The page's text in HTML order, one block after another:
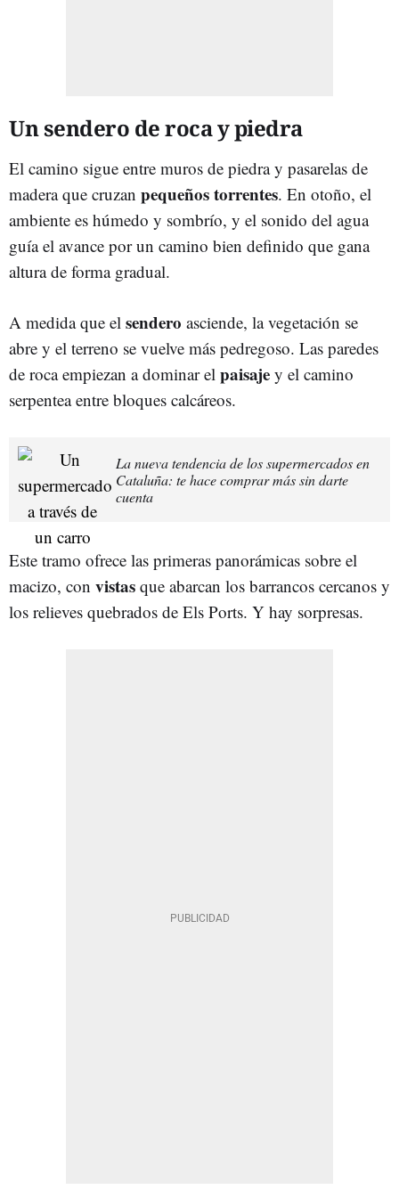
Un sendero de roca y piedra
El camino sigue entre muros de piedra y pasarelas de
madera que cruzan pequeños torrentes. En otoño, el
ambiente es húmedo y sombrío, y el sonido del agua
guía el avance por un camino bien definido que gana
altura de forma gradual.
A medida que el sendero asciende, la vegetación se
abre y el terreno se vuelve más pedregoso. Las paredes
de roca empiezan a dominar el paisaje y el camino
serpentea entre bloques calcáreos.
La nueva tendencia de los supermercados en
Cataluña: te hace comprar más sin darte
cuenta
Este tramo ofrece las primeras panorámicas sobre el
macizo, con vistas que abarcan los barrancos cercanos y
los relieves quebrados de Els Ports. Y hay sorpresas.